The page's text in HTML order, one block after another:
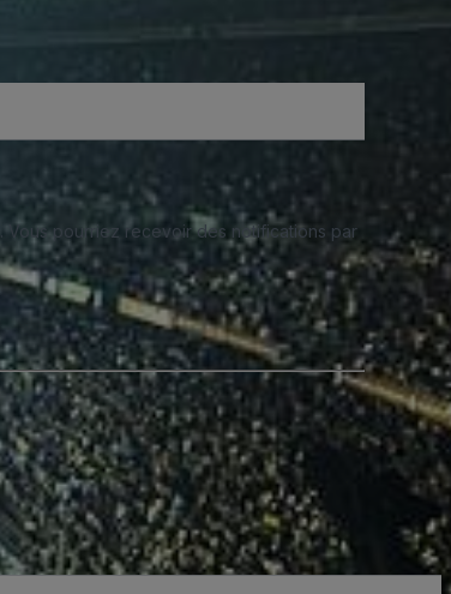
. Vous pourriez recevoir des notifications par